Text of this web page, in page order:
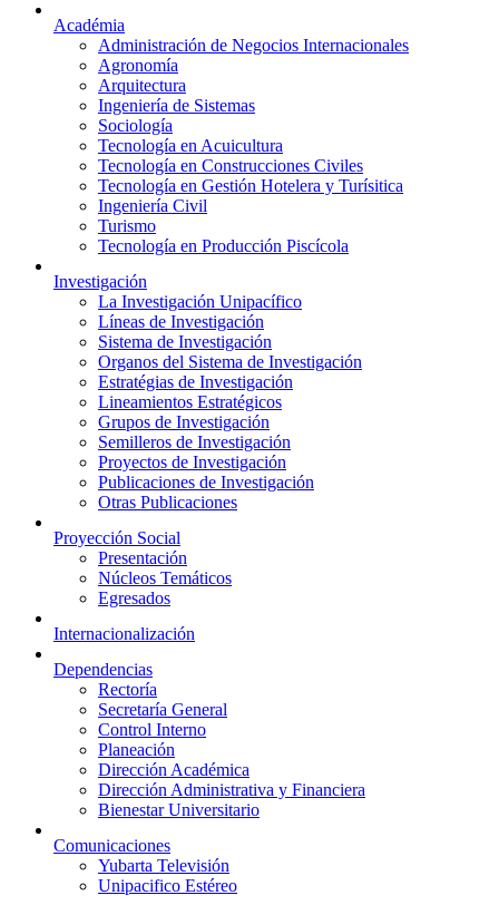
Académia
Administración de Negocios Internacionales
Agronomía
Arquitectura
Ingeniería de Sistemas
Sociología
Tecnología en Acuicultura
Tecnología en Construcciones Civiles
Tecnología en Gestión Hotelera y Turísitica
Ingeniería Civil
Turismo
Tecnología en Producción Piscícola
Investigación
La Investigación Unipacífico
Líneas de Investigación
Sistema de Investigación
Organos del Sistema de Investigación
Estratégias de Investigación
Lineamientos Estratégicos
Grupos de Investigación
Semilleros de Investigación
Proyectos de Investigación
Publicaciones de Investigación
Otras Publicaciones
Proyección Social
Presentación
Núcleos Temáticos
Egresados
Internacionalización
Dependencias
Rectoría
Secretaría General
Control Interno
Planeación
Dirección Académica
Dirección Administrativa y Financiera
Bienestar Universitario
Comunicaciones
Yubarta Televisión
Unipacifico Estéreo